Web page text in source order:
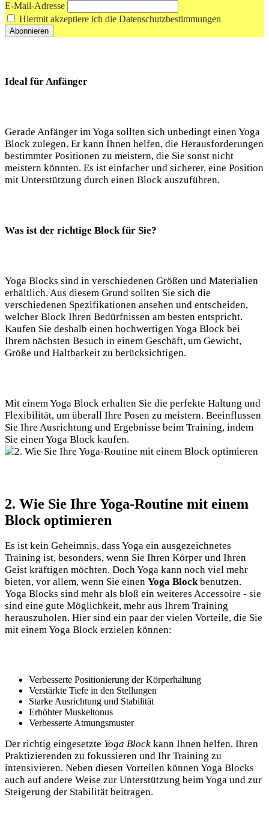
E-Mail-Adresse
Hiermit akzeptiere ich die Datenschutzbestimmungen
Ideal für Anfänger
Gerade Anfänger im Yoga⁢ sollten sich​ unbedingt⁢ einen‍ Yoga
Block zulegen. Er kann Ihnen​ helfen,​ die Herausforderungen
bestimmter​ Positionen zu ⁣meistern, die Sie sonst nicht
meistern könnten. Es ist einfacher ‌und sicherer, eine Position
mit Unterstützung ⁣durch einen Block auszuführen.
Was ist der ‌richtige ⁢Block für⁣ Sie?
Yoga Blocks sind in verschiedenen Größen und Materialien
erhältlich. ⁢Aus diesem Grund sollten ‍Sie sich die
verschiedenen Spezifikationen ansehen und ⁤entscheiden,
welcher Block Ihren Bedürfnissen am⁤ besten entspricht.
Kaufen Sie ⁤deshalb ‌einen hochwertigen Yoga Block bei
Ihrem nächsten Besuch in⁢ einem Geschäft, um Gewicht,
Größe und Haltbarkeit zu ‌berücksichtigen.‌
Mit‍ einem‍ Yoga Block ‍erhalten Sie die perfekte Haltung und
Flexibilität, um überall Ihre Posen zu meistern. ⁤Beeinflussen
Sie Ihre Ausrichtung und Ergebnisse beim Training,⁤ indem
Sie ​einen Yoga⁣ Block kaufen.
2. Wie Sie Ihre ‌Yoga-Routine mit einem
Block optimieren
Es ist kein Geheimnis, dass Yoga ein ausgezeichnetes
Training⁤ ist, besonders,⁢ wenn Sie⁢ Ihren Körper und Ihren⁣
Geist kräftigen möchten. Doch⁢ Yoga kann noch viel mehr
bieten, vor allem, wenn Sie einen Yoga Blockbenutzen.
Yoga Blocks sind mehr als bloß ‍ein weiteres Accessoire ⁢- sie
sind eine ⁣gute Möglichkeit, mehr aus Ihrem Training
herauszuholen.​ Hier sind ein paar ​der vielen Vorteile, die Sie​
mit ‌einem Yoga Block erzielen können:
Verbesserte Positionierung ⁣der Körperhaltung‍
Verstärkte​ Tiefe in ‍den Stellungen
Starke ‌Ausrichtung und Stabilität
Erhöhter ⁢Muskeltonus
Verbesserte Atmungsmuster
Der richtig eingesetzte Yoga Block kann Ihnen helfen, Ihren
Praktizierenden zu‌ fokussieren und Ihr Training zu
intensivieren. Neben diesen Vorteilen können Yoga Blocks
auch ⁤auf andere Weise⁢ zur Unterstützung ​beim Yoga und zur⁣
Steigerung der Stabilität​ beitragen.